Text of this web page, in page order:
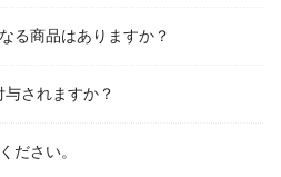
る商品はありますか？
されますか？
ださい。